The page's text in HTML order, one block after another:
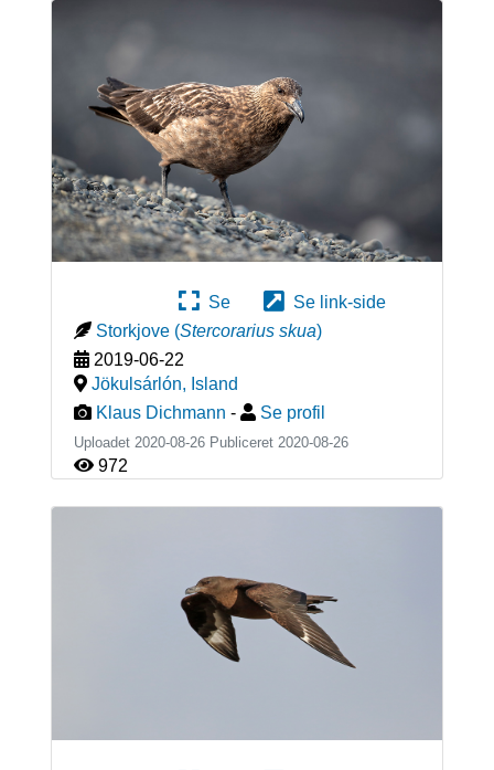
Se
Se link-side
Storkjove (Stercorarius skua)
2019-06-22
Jökulsárlón, Island
Klaus Dichmann - Se profil
Uploadet 2020-08-26 Publiceret 2020-08-26
972